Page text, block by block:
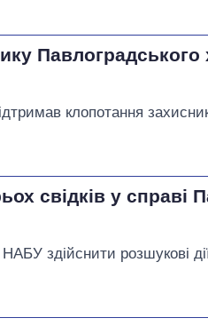
клопотання
свідків у справі
здійснити розшукові